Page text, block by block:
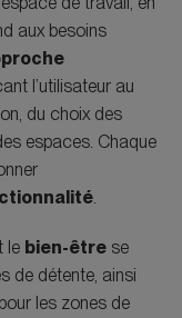
aux besoins
l’utilisateur au
du choix des
espaces. Chaque
le bien-être se
de détente, ainsi
les zones de